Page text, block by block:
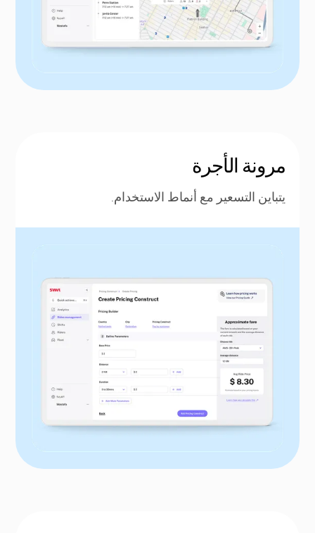
مرونة الأجرة
يتباين التسعير مع أنماط الاستخدام.